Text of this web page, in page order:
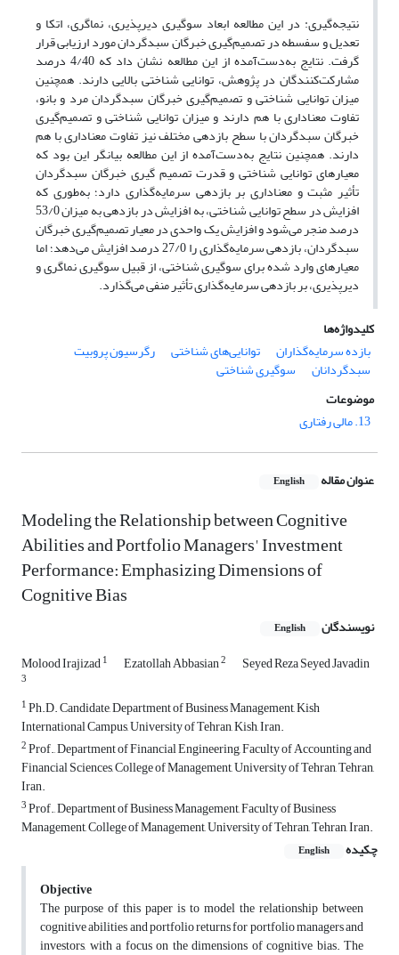
نتیجه‌گیری: در این مطالعه ابعاد سوگیری دیرپذیری، نماگری، اتکا و
تعدیل و سفسطه در تصمیم‌گیری خبرگان سبدگردان مورد ارزیابی قرار
گرفت. نتایج به‌دست‌آمده از این مطالعه نشان داد که 4/40 درصد
مشارکت‌کنندگان در پژوهش، توانایی شناختی بالایی دارند. همچنین
میزان توانایی شناختی و تصمیم‌گیری خبرگان سبدگردان مرد و بانو،
تفاوت معناداری با هم دارند و میزان توانایی شناختی و تصمیم‌گیری
خبرگان سبدگردان با سطح بازدهی مختلف نیز تفاوت معناداری با هم
دارند. همچنین نتایج به‌دست‌آمده از این مطالعه بیانگر این بود که
معیارهای توانایی شناختی و قدرت تصمیم گیری خبرگان سبدگردان
تأثیر مثبت و معناداری بر بازدهی سرمایه‌گذاری دارد؛ به‌طوری که
افزایش در سطح توانایی شناختی، به افزایش در بازدهی به میزان 53/0
درصد منجر می‌شود و افزایش یک واحدی در معیار تصمیم‌گیری خبرگان
سبدگردان، بازدهی سرمایه‌گذاری را 27/0 درصد افزایش می‌دهد؛ اما
معیارهای وارد شده برای سوگیری شناختی، از قبیل سوگیری نماگری و
دیرپذیری، بر بازدهی سرمایه‌گذاری تأثیر منفی می‌گذارد.
کلیدواژه‌ها
بازده سرمایه‌گذاران
توانایی‌های شناختی رگرسیون پروبیت
سبدگردانان
سوگیری‌ شناختی
موضوعات
13. مالی رفتاری
عنوان مقاله English
Modeling the Relationship between Cognitive
Abilities and Portfolio Managers' Investment
Performance: Emphasizing Dimensions of
Cognitive Bias
نویسندگان English
Molood Irajizad1 Ezatollah Abbasian2 Seyed Reza Seyed Javadin
3
1Ph.D. Candidate, Department of Business Management, Kish
International Campus, University of Tehran, Kish, Iran.
2Prof., Department of Financial Engineering, Faculty of Accounting and
Financial Sciences, College of Management, University of Tehran, Tehran,
Iran.
3Prof., Department of Business Management, Faculty of Business
Management, College of Management, University of Tehran, Tehran, Iran.
چکیده
English
Objective
The purpose of this paper is to model the relationship between
cognitive abilities and portfolio returns for portfolio managers and
investors, with a focus on the dimensions of cognitive bias. The